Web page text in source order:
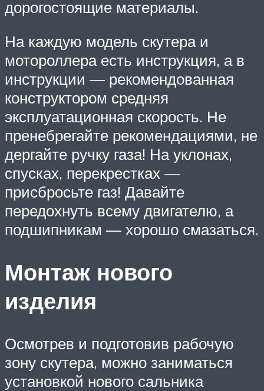
дорогостоящие материалы.
На каждую модель скутера и
мотороллера есть инструкция, а в
инструкции — рекомендованная
конструктором средняя
эксплуатационная скорость. Не
пренебрегайте рекомендациями, не
дергайте ручку газа! На уклонах,
спусках, перекрестках —
присбросьте газ! Давайте
передохнуть всему двигателю, а
подшипникам — хорошо смазаться.
Монтаж нового
изделия
Осмотрев и подготовив рабочую
зону скутера, можно заниматься
установкой нового сальника